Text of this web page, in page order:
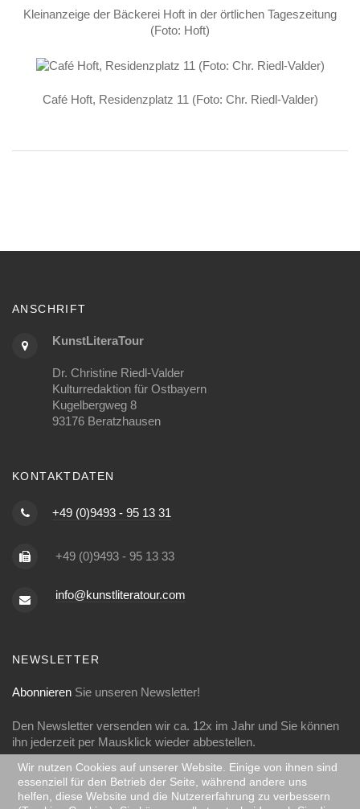
Kleinanzeige der Bäckerei Hoft in der örtlichen Tageszeitung
(Foto: Hoft)
Café Hoft, Residenzplatz 11 (Foto: Chr. Riedl-Valder)
ANSCHRIFT
KunstLiteraTour
Dr. Christine Riedl-Valder
Kulturredaktion für Ostbayern
Kugelbergweg 8
93176 Beratzhausen
KONTAKTDATEN
+49 (0)9493 - 95 13 31
+49 (0)9493 - 95 13 33
info@kunstliteratour.com
NEWSLETTER
Abonnieren Sie unseren Newsletter!
Den Newsletter versenden wir ca. 12x im Jahr und Sie können
ihn jederzeit per Mausklick wieder abbestellen.
Wir nutzen Cookies auf unserer Website. Einige von ihnen sind
essenziell für den Betrieb der Seite, während andere uns
helfen, diese Website und die Nutzererfahrung zu verbessern